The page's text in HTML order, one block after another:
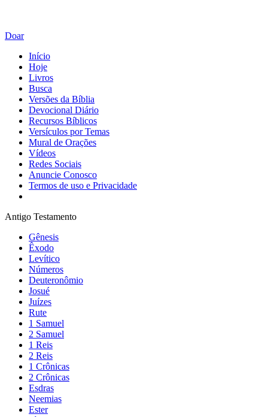
Doar
Início
Hoje
Livros
Busca
Versões da Bíblia
Devocional Diário
Recursos Bíblicos
Versículos por Temas
Mural de Orações
Vídeos
Redes Sociais
Anuncie Conosco
Termos de uso e Privacidade
Antigo Testamento
Gênesis
Êxodo
Levítico
Números
Deuteronômio
Josué
Juízes
Rute
1 Samuel
2 Samuel
1 Reis
2 Reis
1 Crônicas
2 Crônicas
Esdras
Neemias
Ester